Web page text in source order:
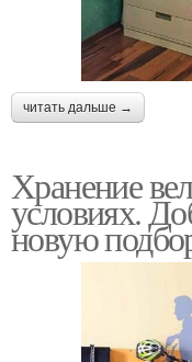
читать дальше →
Хранение
условиях.
новую